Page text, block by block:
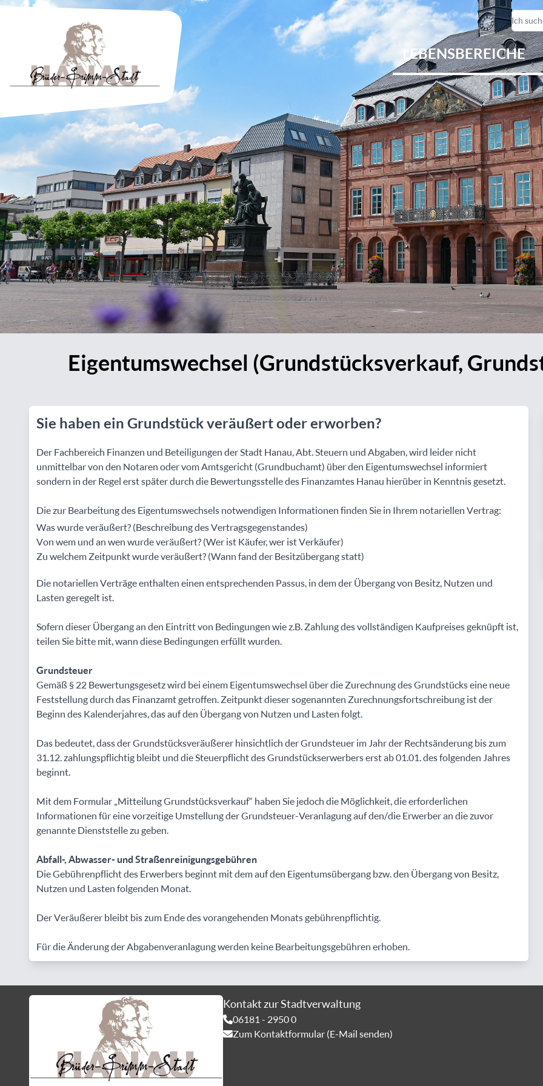
LEBENSBEREICHE
Eigentumswechsel (Grundstücksverkauf,
Sie haben ein Grundstück veräußert oder erworben?
Der Fachbereich Finanzen und Beteiligungen der Stadt Hanau, Abt. Steuern und Abgaben, wird leider nicht
unmittelbar von den Notaren oder vom Amtsgericht (Grundbuchamt) über den Eigentumswechsel informiert
sondern in der Regel erst später durch die Bewertungsstelle des Finanzamtes Hanau hierüber in Kenntnis gesetzt.
Die zur Bearbeitung des Eigentumswechsels notwendigen Informationen finden Sie in Ihrem notariellen Vertrag:
Was wurde veräußert? (Beschreibung des Vertragsgegenstandes)
Von wem und an wen wurde veräußert? (Wer ist Käufer, wer ist Verkäufer)
Zu welchem Zeitpunkt wurde veräußert? (Wann fand der Besitzübergang statt)
Die notariellen Verträge enthalten einen entsprechenden Passus, in dem der Übergang von Besitz, Nutzen und
Lasten geregelt ist.
Sofern dieser Übergang an den Eintritt von Bedingungen wie z.B. Zahlung des vollständigen Kaufpreises geknüpft ist,
teilen Sie bitte mit, wann diese Bedingungen erfüllt wurden.
Grundsteuer
Gemäß § 22 Bewertungsgesetz wird bei einem Eigentumswechsel über die Zurechnung des Grundstücks eine neue
Feststellung durch das Finanzamt getroffen. Zeitpunkt dieser sogenannten Zurechnungsfortschreibung ist der
Beginn des Kalenderjahres, das auf den Übergang von Nutzen und Lasten folgt.
Das bedeutet, dass der Grundstücksveräußerer hinsichtlich der Grundsteuer im Jahr der Rechtsänderung bis zum
31.12. zahlungspflichtig bleibt und die Steuerpflicht des Grundstückserwerbers erst ab 01.01. des folgenden Jahres
beginnt.
Mit dem Formular „Mitteilung Grundstücksverkauf“ haben Sie jedoch die Möglichkeit, die erforderlichen
Informationen für eine vorzeitige Umstellung der Grundsteuer-Veranlagung auf den/die Erwerber an die zuvor
genannte Dienststelle zu geben.
Abfall-, Abwasser- und Straßenreinigungsgebühren
Die Gebührenpflicht des Erwerbers beginnt mit dem auf den Eigentumsübergang bzw. den Übergang von Besitz,
Nutzen und Lasten folgenden Monat.
Der Veräußerer bleibt bis zum Ende des vorangehenden Monats gebührenpflichtig.
Für die Änderung der Abgabenveranlagung werden keine Bearbeitungsgebühren erhoben.
Kontakt zur Stadtverwaltung
06181 - 2950 0
Zum Kontaktformular (E-Mail senden)